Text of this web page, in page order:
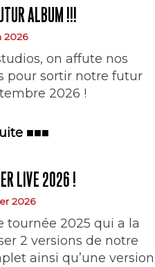
ALBUM !!!
2026
on affute nos
pour sortir notre futur
2026 !
■■■
LIVE 2026 !
2026
tournée 2025 qui a la
2 versions de notre
ainsi qu’une version